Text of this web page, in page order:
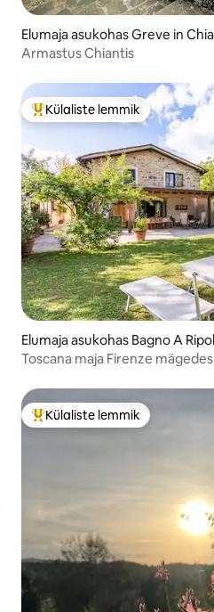
Elumaja asukohas Greve in
Armastus Chiantis
Külaliste suur lemmik
Külaliste lemmik
Elumaja asukohas Bagno A
Toscana maja Firenze mägedes
Külaliste suur lemmik
Külaliste lemmik